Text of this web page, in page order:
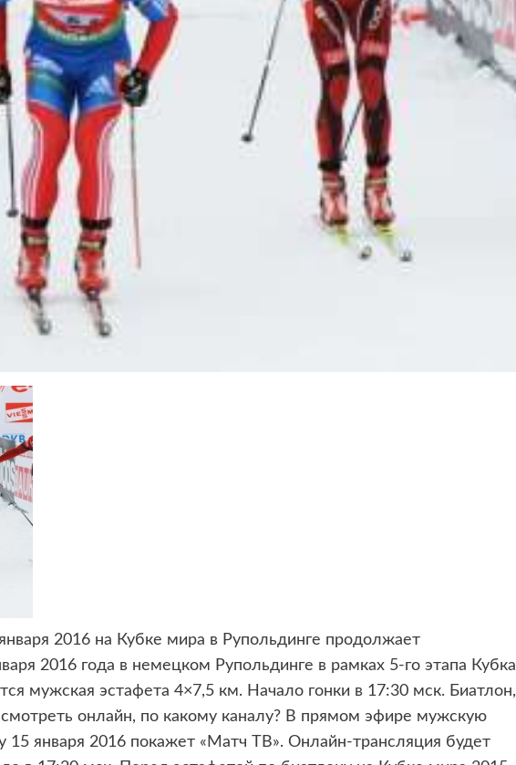
2016 на Кубке мира в Рупольдинге продолжает
2016 года в немецком Рупольдинге в рамках 5-го этапа Кубка
мужская эстафета 4×7,5 км. Начало гонки в 17:30 мск. Биатлон,
онлайн, по какому каналу? В прямом эфире мужскую
15 января 2016 покажет «Матч ТВ». Онлайн-трансляция будет